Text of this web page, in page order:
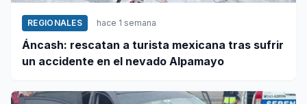
REGIONALES hace 1 semana
Áncash: rescatan a turista mexicana tras sufrir
un accidente en el nevado Alpamayo